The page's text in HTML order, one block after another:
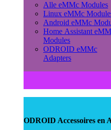
Alle eMMc Modules
Linux eMMc
Android eMMc
Home Assistant
Modules
ODROID eMMc
Adapters
ODROID Accessoires en